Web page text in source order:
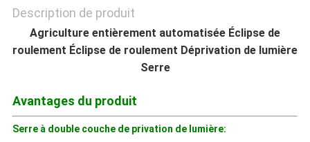
PRIVÉE
Description de produit
Agriculture entièrement automatisée Éclipse de
roulement Éclipse de roulement Déprivation de lumière
Serre
Avantages du produit
Serre à double couche de privation de lumière: